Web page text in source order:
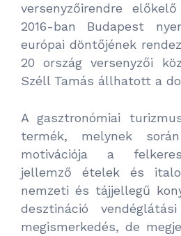
versenyzőirendre
2016-ban Budapest
európai döntőjének
20 ország versenyzői
Széll Tamás állhatott a
A gasztronómiai
termék, melynek
motivációja a
jellemző ételek és
nemzeti és tájjellegű
desztináció
megismerkedés, de